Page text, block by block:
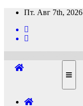
Перейти
содержимому
Пт. Авг 7th, 2026